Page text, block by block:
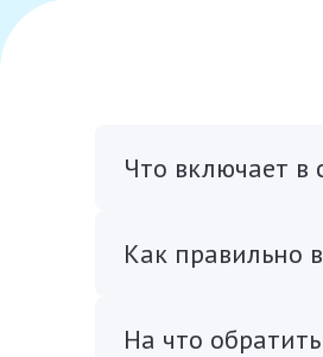
Что включает в
Как правильно
На что